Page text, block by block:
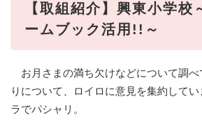
【取組紹介】興東小学校
ームブック活用!!～
お月さまの満ち欠けなどについて調べ
りについて、ロイロに意見を集約して
ラでパシャリ。